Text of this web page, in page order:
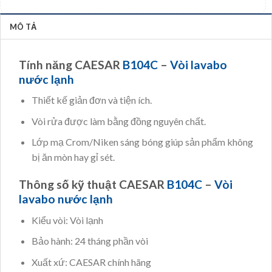
MÔ TẢ
Tính năng CAESAR B104C – Vòi lavabo
nước lạnh
Thiết kế giản đơn và tiện ích.
Vòi rửa được làm bằng đồng nguyên chất.
Lớp mạ Crom/Niken sáng bóng giúp sản phẩm không
bị ăn mòn hay gỉ sét.
Thông số kỹ thuật CAESAR B104C – Vòi
lavabo nước lạnh
Kiểu vòi: Vòi lạnh
Bảo hành: 24 tháng phần vòi
Xuất xứ: CAESAR chính hãng